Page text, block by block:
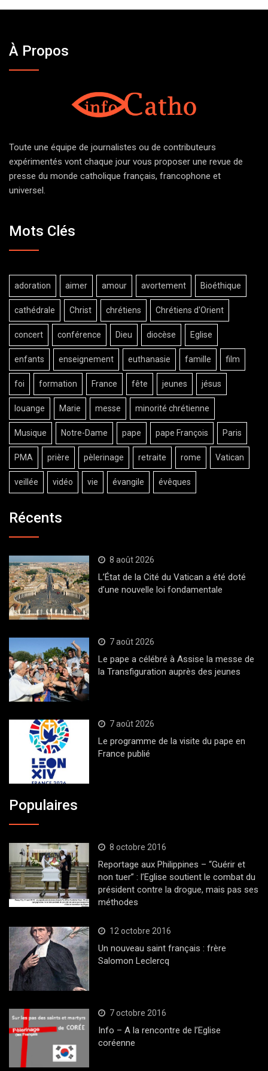
À Propos
Toute une équipe de journalistes ou de contributeurs
expérimentés vont chaque jour vous proposer une revue de
presse du monde catholique français, francophone et
universel.
Mots Clés
adoration aimer amour avortement Bioéthique
cathédrale Christ chrétiens Chrétiens d'Orient
concert conférence Dieu diocèse Eglise
enfants enseignement euthanasie famille film
foi formation France fête jeunes jésus
louange Marie messe minorité chrétienne
Musique Notre-Dame pape pape François Paris
PMA prière pèlerinage retraite rome Vatican
veillée vidéo vie évangile évêques
Récents
8 août 2026
L’État de la Cité du Vatican a été doté
d’une nouvelle loi fondamentale
7 août 2026
Le pape a célébré à Assise la messe de
la Transfiguration auprès des jeunes
7 août 2026
Le programme de la visite du pape en
France publié
Populaires
8 octobre 2016
Reportage aux Philippines – “Guérir et
non tuer” : l’Eglise soutient le combat du
président contre la drogue, mais pas ses
méthodes
12 octobre 2016
Un nouveau saint français : frère
Salomon Leclercq
7 octobre 2016
Info – A la rencontre de l’Eglise
coréenne